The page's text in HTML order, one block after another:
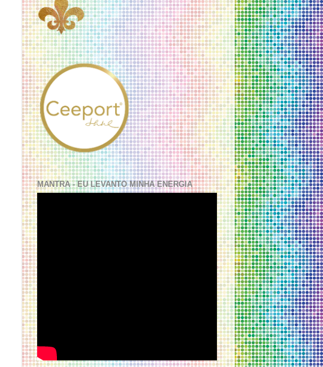
MANTRA - EU LEVANTO MINHA ENERGIA